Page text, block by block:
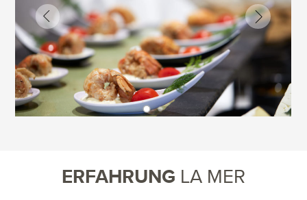
ERFAHRUNG LA MER